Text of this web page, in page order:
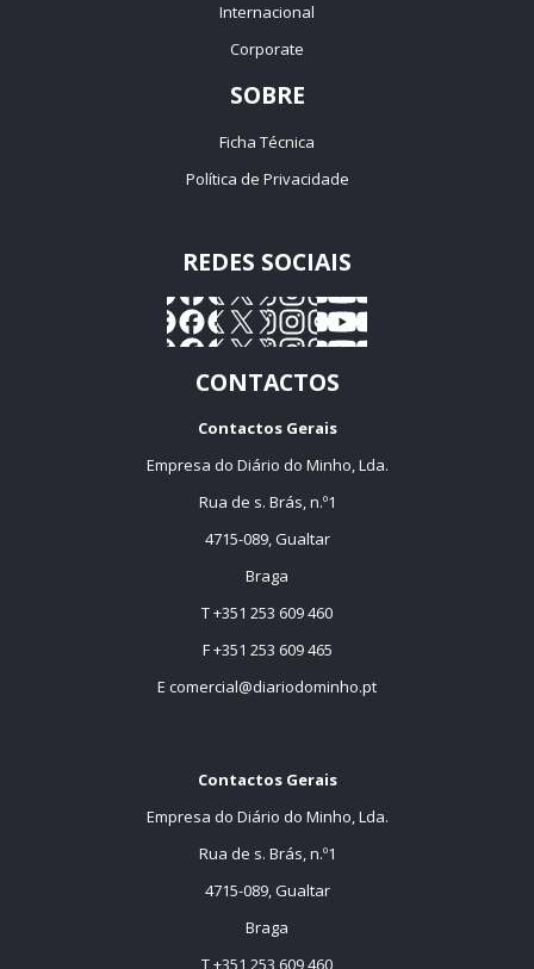
Internacional
Corporate
SOBRE
Ficha Técnica
Política de Privacidade
REDES SOCIAIS
CONTACTOS
Contactos Gerais
Empresa do Diário do Minho, Lda.
Rua de s. Brás, n.º1
4715-089, Gualtar
Braga
T +351 253 609 460
F +351 253 609 465
E comercial@diariodominho.pt
Contactos Gerais
Empresa do Diário do Minho, Lda.
Rua de s. Brás, n.º1
4715-089, Gualtar
Braga
T +351 253 609 460